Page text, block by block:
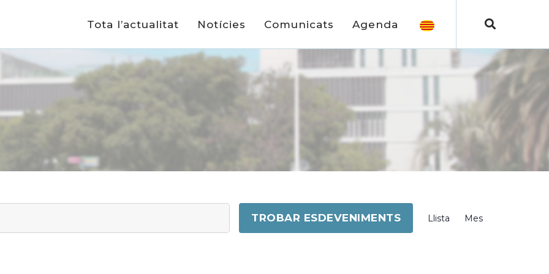
Tota l’actualitat Notícies Comunicats Agenda
TROBAR ESDEVENIMENTS
de
Llista Mes